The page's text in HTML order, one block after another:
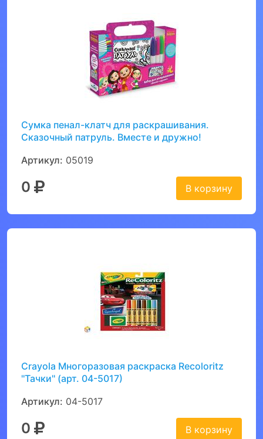
Сумка пенал-клатч для раскрашивания.
Сказочный патруль. Вместе и дружно!
Артикул: 05019
0 В корзину
Crayola Многоразовая раскраска Recoloritz
''Тачки'' (арт. 04-5017)
Артикул: 04-5017
0 В корзину